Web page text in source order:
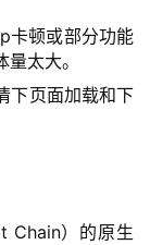
卡顿或部分功能
太大。
下页面加载和下
Chain）的原生